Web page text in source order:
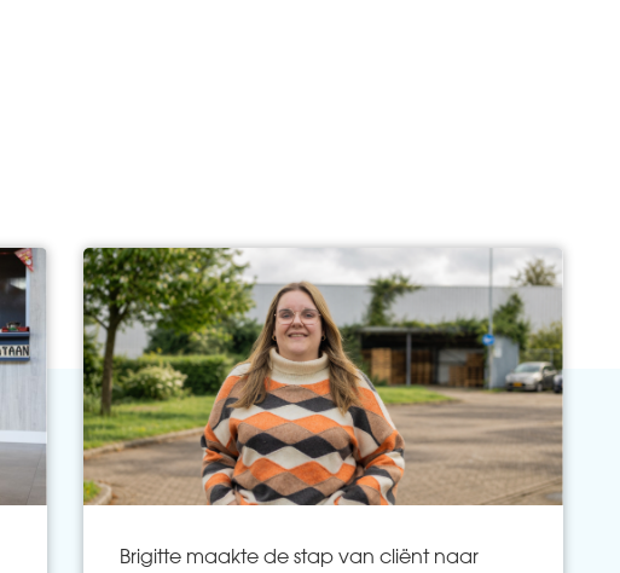
Brigitte maakte de stap van cliënt naar